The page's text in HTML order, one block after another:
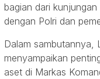
bagian dari
dengan Polri dan
Dalam sambutannya,
menyampaikan
aset di Markas